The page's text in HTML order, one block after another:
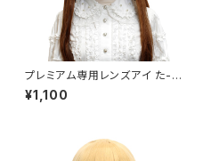
プレミアム専用レンズアイ た-パ
ープル Premium Lens Eye T
A-Purple
¥1,100